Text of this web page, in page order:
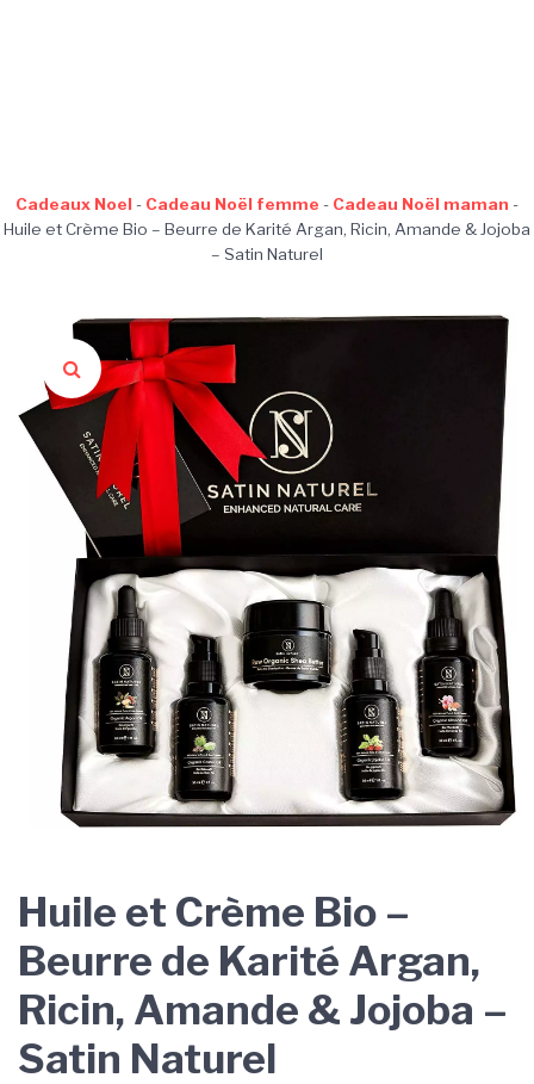
Cadeaux Noel - Cadeau Noël femme - Cadeau Noël maman -
Huile et Crème Bio – Beurre de Karité Argan, Ricin, Amande & Jojoba
– Satin Naturel
Huile et Crème Bio –
Beurre de Karité Argan,
Ricin, Amande & Jojoba –
Satin Naturel